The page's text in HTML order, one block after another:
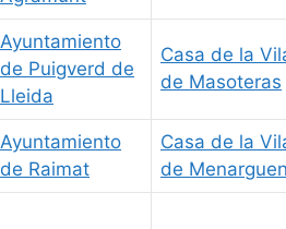
Ayuntamiento
de Puigverd de
Lleida
Casa de la
de Masoteras
Ayuntamiento
de Raimat
Casa de la
de